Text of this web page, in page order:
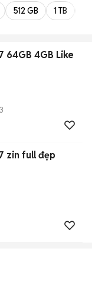
512 GB 1 TB
64GB 4GB Like
zin full đẹp